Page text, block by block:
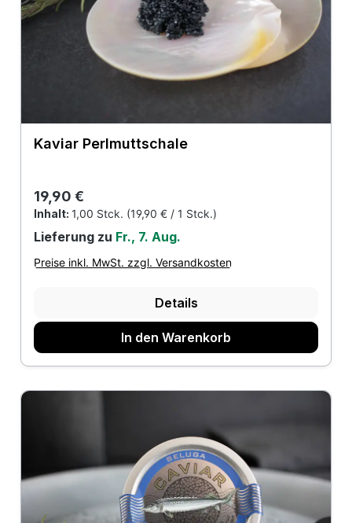
Kaviar Perlmuttschale
Regulärer Preis:
19,90 €
Inhalt: 1,00 Stck. (19,90 € / 1 Stck.)
Lieferung zu Fr., 7. Aug.
Preise inkl. MwSt. zzgl. Versandkosten
Details
In den Warenkorb